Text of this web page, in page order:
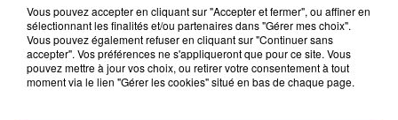
Bagatelle
Vous pouvez accepter en cliquant sur "Accepter et fermer", ou affiner en
sélectionnant les finalités et/ou partenaires dans "Gérer mes choix".
Vous pouvez également refuser en cliquant sur "Continuer sans
accepter". Vos préférences ne s'appliqueront que pour ce site. Vous
pouvez mettre à jour vos choix, ou retirer votre consentement à tout
moment via le lien "Gérer les cookies" situé en bas de chaque page.